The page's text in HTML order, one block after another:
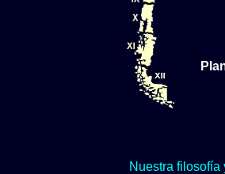
Nuestra